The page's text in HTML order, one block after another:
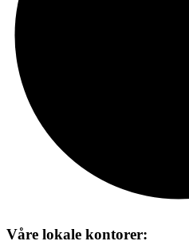
Våre lokale kontorer: